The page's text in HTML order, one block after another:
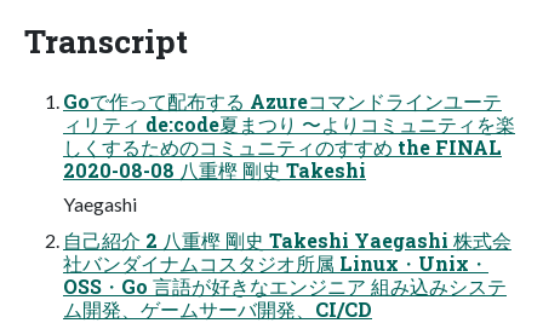
Transcript
Goで作って配布する Azureコマンドラインユーテ
ィリティ de:code夏まつり 〜よりコミュニティを楽
しくするためのコミュニティのすすめ the FINAL
2020-08-08 ⼋重樫 剛史 Takeshi
Yaegashi
⾃⼰紹介 2 ⼋重樫 剛史 Takeshi Yaegashi 株式会
社バンダイナムコスタジオ所属 Linux・Unix・
OSS・Go ⾔語が好きなエンジニア 組み込みシステ
ム開発、ゲームサーバ開発、CI/CD